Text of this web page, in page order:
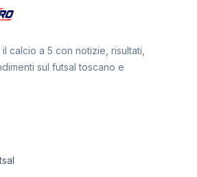
calcio a 5 con notizie, risultati,
sul futsal toscano e